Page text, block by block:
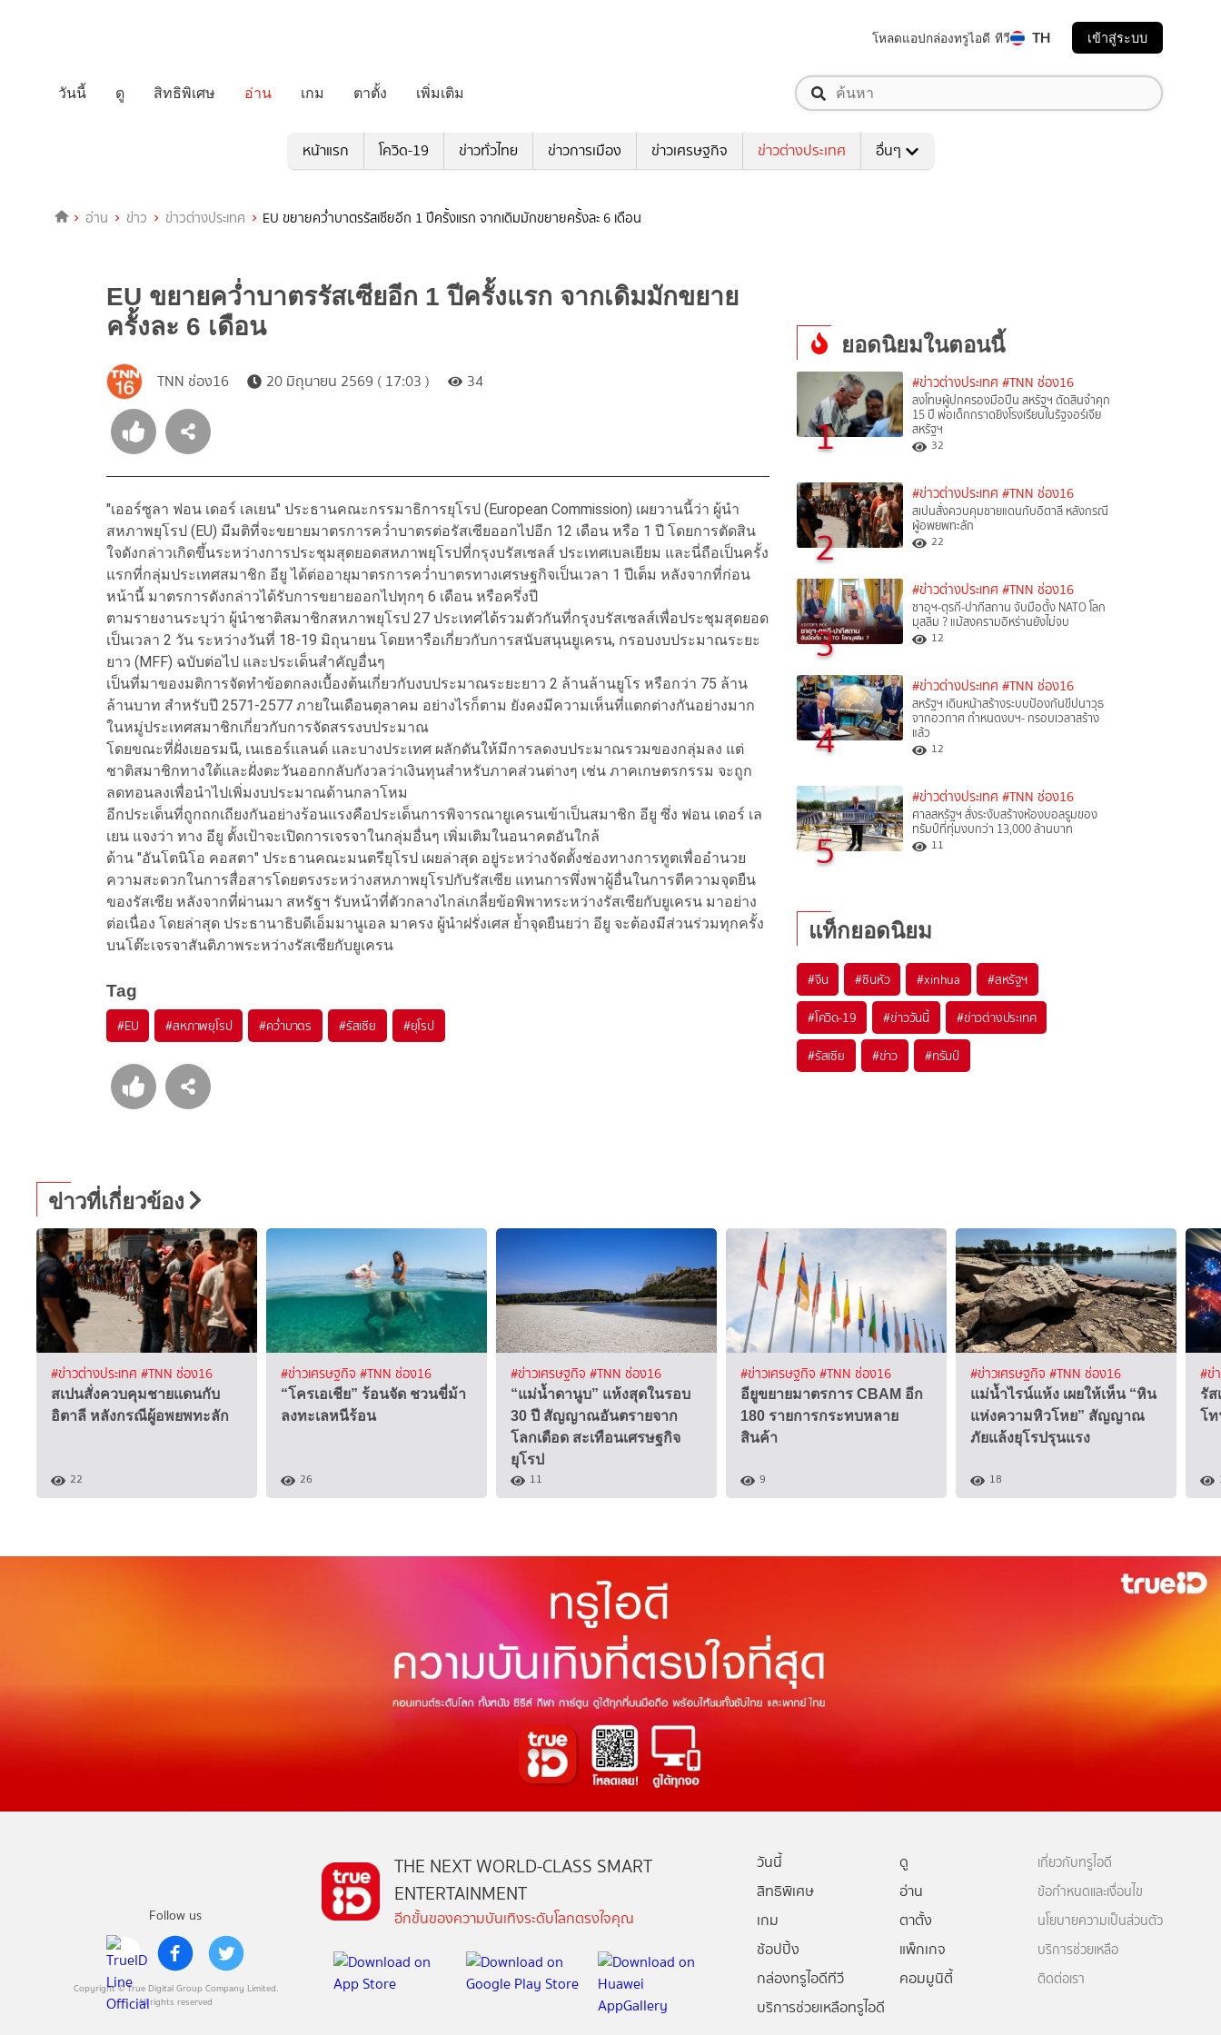
โหลดแอปกล่องทรูไอดี ทีวี TH เข้าสู่ระบบ
วันนี้ ดู สิทธิพิเศษ อ่าน เกม ตาตั้ง เพิ่มเติม
หน้าแรก โควิด-19 ข่าวทั่วไทย ข่าวการเมือง ข่าวเศรษฐกิจ ข่าวต่างประเทศ อื่นๆ
อ่าน ข่าว ข่าวต่างประเทศ EU ขยายคว่ำบาตรรัสเซียอีก 1 ปีครั้งแรก จากเดิมมักขยายครั้งละ 6 เดือน
EU ขยายคว่ำบาตรรัสเซียอีก 1 ปีครั้งแรก จากเดิมมักขยาย
ครั้งละ 6 เดือน
TNN ช่อง16 20 มิถุนายน 2569 ( 17:03 ) 34
"เออร์ซูลา ฟอน เดอร์ เลเยน" ประธานคณะกรรมาธิการยุโรป (European Commission) เผยวานนี้ว่า ผู้นำ
สหภาพยุโรป (EU) มีมติที่จะขยายมาตรการคว่ำบาตรต่อรัสเซียออกไปอีก 12 เดือน หรือ 1 ปี โดยการตัดสิน
ใจดังกล่าวเกิดขึ้นระหว่างการประชุมสุดยอดสหภาพยุโรปที่กรุงบรัสเซลส์ ประเทศเบลเยียม และนี่ถือเป็นครั้ง
แรกที่กลุ่มประเทศสมาชิก อียู ได้ต่ออายุมาตรการคว่ำบาตรทางเศรษฐกิจเป็นเวลา 1 ปีเต็ม หลังจากที่ก่อน
หน้านี้ มาตรการดังกล่าวได้รับการขยายออกไปทุกๆ 6 เดือน หรือครึ่งปี
ตามรายงานระบุว่า ผู้นำชาติสมาชิกสหภาพยุโรป 27 ประเทศได้รวมตัวกันที่กรุงบรัสเซลส์เพื่อประชุมสุดยอด
เป็นเวลา 2 วัน ระหว่างวันที่ 18-19 มิถุนายน โดยหารือเกี่ยวกับการสนับสนุนยูเครน, กรอบงบประมาณระยะ
ยาว (MFF) ฉบับต่อไป และประเด็นสำคัญอื่นๆ
เป็นที่มาของมติการจัดทำข้อตกลงเบื้องต้นเกี่ยวกับงบประมาณระยะยาว 2 ล้านล้านยูโร หรือกว่า 75 ล้าน
ล้านบาท สำหรับปี 2571-2577 ภายในเดือนตุลาคม อย่างไรก็ตาม ยังคงมีความเห็นที่แตกต่างกันอย่างมาก
ในหมู่ประเทศสมาชิกเกี่ยวกับการจัดสรรงบประมาณ
โดยขณะที่ฝั่งเยอรมนี, เนเธอร์แลนด์ และบางประเทศ ผลักดันให้มีการลดงบประมาณรวมของกลุ่มลง แต่
ชาติสมาชิกทางใต้และฝั่งตะวันออกกลับกังวลว่าเงินทุนสำหรับภาคส่วนต่างๆ เช่น ภาคเกษตรกรรม จะถูก
ลดทอนลงเพื่อนำไปเพิ่มงบประมาณด้านกลาโหม
อีกประเด็นที่ถูกถกเถียงกันอย่างร้อนแรงคือประเด็นการพิจารณายูเครนเข้าเป็นสมาชิก อียู ซึ่ง ฟอน เดอร์ เล
เยน แจงว่า ทาง อียู ตั้งเป้าจะเปิดการเจรจาในกลุ่มอื่นๆ เพิ่มเติมในอนาคตอันใกล้
ด้าน "อันโตนิโอ คอสตา" ประธานคณะมนตรียุโรป เผยล่าสุด อยู่ระหว่างจัดตั้งช่องทางการทูตเพื่ออำนวย
ความสะดวกในการสื่อสารโดยตรงระหว่างสหภาพยุโรปกับรัสเซีย แทนการพึ่งพาผู้อื่นในการตีความจุดยืน
ของรัสเซีย หลังจากที่ผ่านมา สหรัฐฯ รับหน้าที่ตัวกลางไกล่เกลี่ยข้อพิพาทระหว่างรัสเซียกับยูเครน มาอย่าง
ต่อเนื่อง โดยล่าสุด ประธานาธิบดีเอ็มมานูเอล มาครง ผู้นำฝรั่งเศส ย้ำจุดยืนยว่า อียู จะต้องมีส่วนร่วมทุกครั้ง
บนโต๊ะเจรจาสันติภาพระหว่างรัสเซียกับยูเครน
Tag
#EU #สหภาพยุโรป #คว่ำบาตร #รัสเซีย #ยุโรป
ยอดนิยมในตอนนี้
1
#ข่าวต่างประเทศ #TNN ช่อง16
ลงโทษผู้ปกครองมือปืน สหรัฐฯ ตัดสินจำคุก
15 ปี พ่อเด็กกราดยิงโรงเรียนในรัฐจอร์เจีย
สหรัฐฯ
32
2
#ข่าวต่างประเทศ #TNN ช่อง16
สเปนสั่งควบคุมชายแดนกับอิตาลี หลังกรณี
ผู้อพยพทะลัก
22
3
#ข่าวต่างประเทศ #TNN ช่อง16
ซาอุฯ-ตุรกี-ปากีสถาน จับมือตั้ง NATO โลก
มุสลิม ? แม้สงครามอิหร่านยังไม่จบ
12
4
#ข่าวต่างประเทศ #TNN ช่อง16
สหรัฐฯ เดินหน้าสร้างระบบป้องกันขีปนาวุธ
จากอวกาศ กำหนดงบฯ- กรอบเวลาสร้าง
แล้ว
12
5
#ข่าวต่างประเทศ #TNN ช่อง16
ศาลสหรัฐฯ สั่งระงับสร้างห้องบอลรูมของ
ทรัมป์ที่ทุ่มงบกว่า 13,000 ล้านบาท
11
แท็กยอดนิยม
#จีน #ซินหัว #xinhua #สหรัฐฯ
#โควิด-19 #ข่าววันนี้ #ข่าวต่างประเทศ
#รัสเซีย #ข่าว #ทรัมป์
ข่าวที่เกี่ยวข้อง
#ข่าวต่างประเทศ #TNN ช่อง16
สเปนสั่งควบคุมชายแดนกับ
อิตาลี หลังกรณีผู้อพยพทะลัก
22
#ข่าวเศรษฐกิจ #TNN ช่อง16
“โครเอเชีย” ร้อนจัด ชวนขี่ม้า
ลงทะเลหนีร้อน
26
#ข่าวเศรษฐกิจ #TNN ช่อง16
“แม่น้ำดานูบ” แห้งสุดในรอบ
30 ปี สัญญาณอันตรายจาก
โลกเดือด สะเทือนเศรษฐกิจ
ยุโรป
11
#ข่าวเศรษฐกิจ #TNN ช่อง16
อียูขยายมาตรการ CBAM อีก
180 รายการกระทบหลาย
สินค้า
9
#ข่าวเศรษฐกิจ #TNN ช่อง16
แม่น้ำไรน์แห้ง เผยให้เห็น “หิน
แห่งความหิวโหย” สัญญาณ
ภัยแล้งยุโรปรุนแรง
18
#ข่
รั
โท
Follow us
Copyright © True Digital Group Company Limited.
All rights reserved
THE NEXT WORLD-CLASS SMART
ENTERTAINMENT
อีกขั้นของความบันเทิงระดับโลกตรงใจคุณ
วันนี้
ดู
สิทธิพิเศษ
อ่าน
เกม
ตาตั้ง
ช้อปปิ้ง
แพ็กเกจ
กล่องทรูไอดีทีวี
คอมมูนิตี้
บริการช่วยเหลือทรูไอดี
เกี่ยวกับทรูไอดี
ข้อกำหนดและเงื่อนไข
นโยบายความเป็นส่วนตัว
บริการช่วยเหลือ
ติดต่อเรา